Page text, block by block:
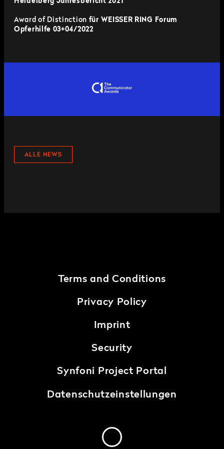
Award of Distinction für WEISSER RING Forum
Opferhilfe 03+04/2022
ALLE NEWS
Terms and Conditions
Privacy Policy
Imprint
Security
Synfoni Project Portal
Datenschutzeinstellungen